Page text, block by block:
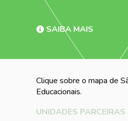
SAIBA MAIS
Clique sobre o mapa de
Educacionais.
UNIDADES PARCEIRAS